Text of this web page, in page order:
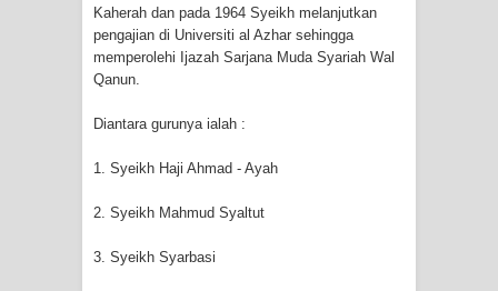
TURUT MENJADI KUAT
TASAWUF: BUKAN AJARAN PELIK,
HATI
"Kotoran Yang Paling Bahaya Bukan
Pada Pakaian, Tetapi Pada Qalbi"
Kaherah dan pada 1964 Syeikh melanjutkan
pengajian di Universiti al Azhar sehingga
memperolehi Ijazah Sarjana Muda Syariah Wal
Qanun.
Diantara gurunya ialah :
1. Syeikh Haji Ahmad - Ayah
2. Syeikh Mahmud Syaltut
3. Syeikh Syarbasi